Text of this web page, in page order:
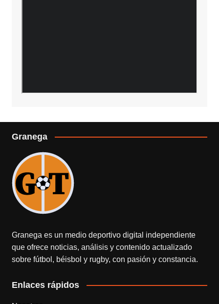
Granega
Granega es un medio deportivo digital independiente
que ofrece noticias, análisis y contenido actualizado
sobre fútbol, béisbol y rugby, con pasión y constancia.
Enlaces rápidos